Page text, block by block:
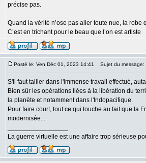
précise pas.
Quand la vérité n’ose pas aller toute nue, la robe
C’est en trichant pour le beau que l’on est artiste
Posté le: Ven Déc 01, 2023 14:41 Sujet du message:
S'il faut tailler dans l'immense travail effectué,
Bien sûr les opérations liées à la libération du
la planète et notamment dans l'Indopacifique.
Pour faire court, tout ce qui touche au fait que la
modernisée...
La guerre virtuelle est une affaire trop sérieuse